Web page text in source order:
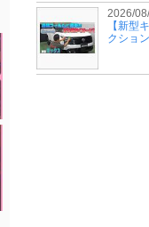
2026/
【新型
クショ